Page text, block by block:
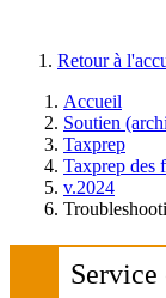
Retour à
Accueil
Soutien
Taxprep
Taxprep des
v.2024